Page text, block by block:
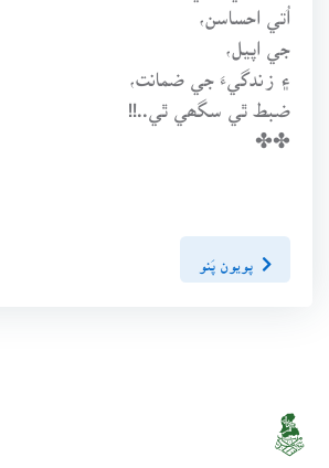
اُتي احساسن،
جي اپيل،
۽ زندگيءَ جي ضمانت،
ضبط ٿي سگھي ٿي..!!
✤✤
پويون پَنو